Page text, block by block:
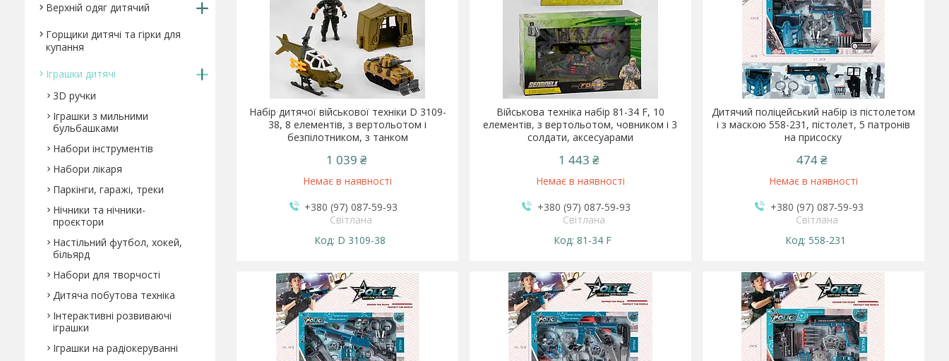
Набір дитячої військової техніки D 3109-
38, 8 елементів, з вертольотом і
безпілотником, з танком
1 039 ₴
Немає в наявності
+380 (97) 087-59-93
Світлана
D 3109-38
Військова техніка набір 81-34 F, 10
елементів, з вертольотом, човником і 3
солдати, аксесуарами
1 443 ₴
Немає в наявності
+380 (97) 087-59-93
Світлана
81-34 F
Дитячий поліцейський набір із пістолетом
і з маскою 558-231, пістолет, 5 патронів
на присоску
474 ₴
Немає в наявності
+380 (97) 087-59-93
Світлана
558-231
Верхній одяг дитячий
Горщики дитячі та гірки для
купання
Іграшки дитячі
3D ручки
Іграшки з мильними
бульбашками
Набори інструментів
Набори лікаря
Паркінги, гаражі, треки
Нічники та нічники-
проєктори
Настільний футбол, хокей,
більярд
Набори для творчості
Дитяча побутова техніка
Інтерактивні розвиваючі
іграшки
Іграшки на радіокеруванні